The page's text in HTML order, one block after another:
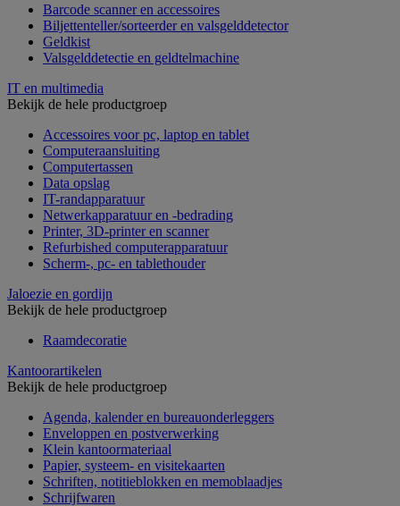
Barcode scanner en accessoires
Biljettenteller/sorteerder en valsgelddetector
Geldkist
Valsgelddetectie en geldtelmachine
IT en multimedia
Bekijk de hele productgroep
Accessoires voor pc, laptop en tablet
Computeraansluiting
Computertassen
Data opslag
IT-randapparatuur
Netwerkapparatuur en -bedrading
Printer, 3D-printer en scanner
Refurbished computerapparatuur
Scherm-, pc- en tablethouder
Jaloezie en gordijn
Bekijk de hele productgroep
Raamdecoratie
Kantoorartikelen
Bekijk de hele productgroep
Agenda, kalender en bureauonderleggers
Enveloppen en postverwerking
Klein kantoormateriaal
Papier, systeem- en visitekaarten
Schriften, notitieblokken en memoblaadjes
Schrijfwaren